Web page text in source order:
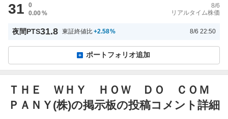
31
0
0.00%
8/6
リアルタイム株価
夜間PTS31.8 東証終値比+2.58% 8/6 22:50
ポートフォリオ追加
ＴＨＥ ＷＨＹ ＨＯＷ ＤＯ ＣＯＭ
ＰＡＮＹ(株)の掲示板の投稿コメント詳細